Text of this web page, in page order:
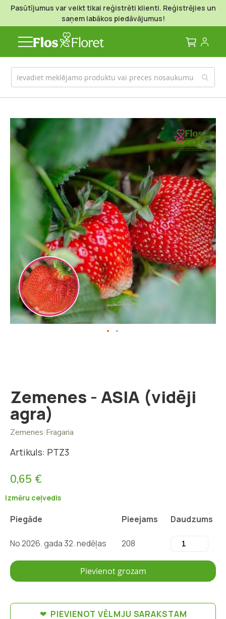
Pasūtījumus var veikt tikai reģistrēti klienti. Reģistrējies un
saņem labākos piedāvājumus!
Mans
Iet
uz
galerijas
beigām
Zemenes - ASIA (vidēji
agra)
Zemenes|Fragaria
Artikuls: PTZ3
0,65 €
Izmēru ceļvedis
Piegāde Pieejams Daudzums
No 2026. gada 32. nedēļas 208
Pievienot grozam
PIEVIENOT VĒLMJU SARAKSTAM